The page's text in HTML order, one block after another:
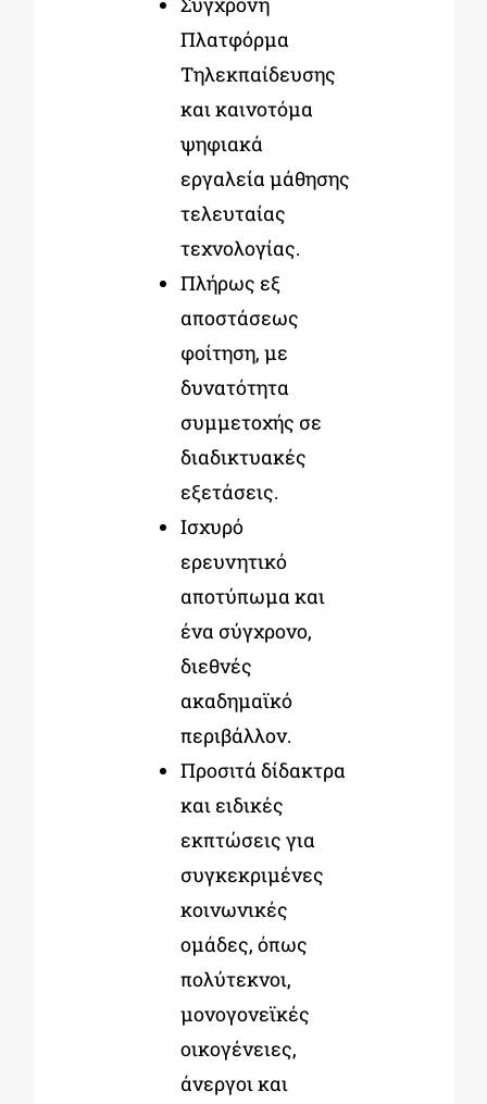
Πλατφόρμα
Τηλεκπαίδευσης
και καινοτόμα
ψηφιακά
εργαλεία μάθησης
τελευταίας
τεχνολογίας.
Πλήρως εξ
αποστάσεως
φοίτηση, με
δυνατότητα
συμμετοχής σε
διαδικτυακές
εξετάσεις.
Ισχυρό
ερευνητικό
αποτύπωμα και
ένα σύγχρονο,
διεθνές
ακαδημαϊκό
περιβάλλον.
Προσιτά δίδακτρα
και ειδικές
εκπτώσεις για
συγκεκριμένες
κοινωνικές
ομάδες, όπως
πολύτεκνοι,
μονογονεϊκές
οικογένειες,
άνεργοι και